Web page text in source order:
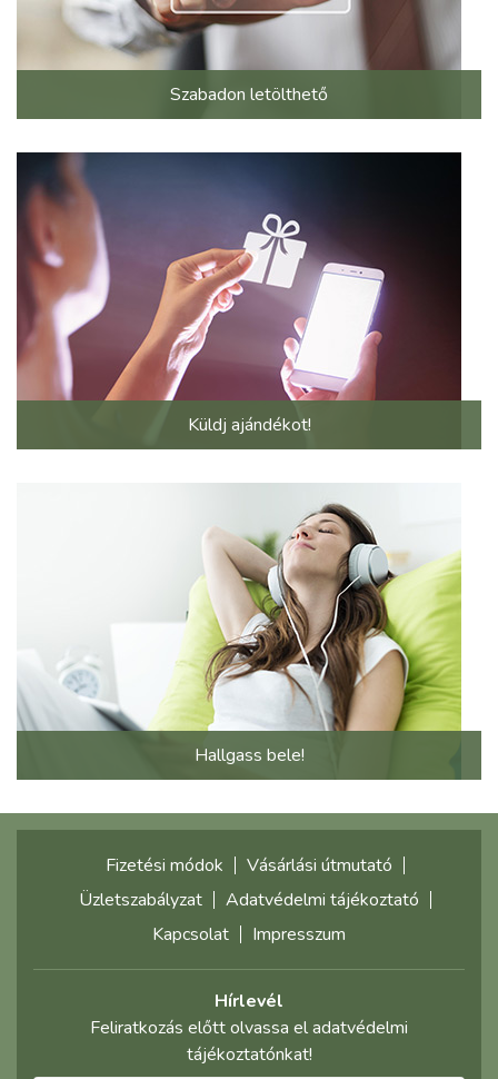
Szabadon letölthető
Küldj ajándékot!
Hallgass bele!
Fizetési módok
Vásárlási útmutató
Üzletszabályzat
Adatvédelmi tájékoztató
Kapcsolat
Impresszum
Hírlevél
Feliratkozás előtt olvassa el adatvédelmi
tájékoztatónkat!